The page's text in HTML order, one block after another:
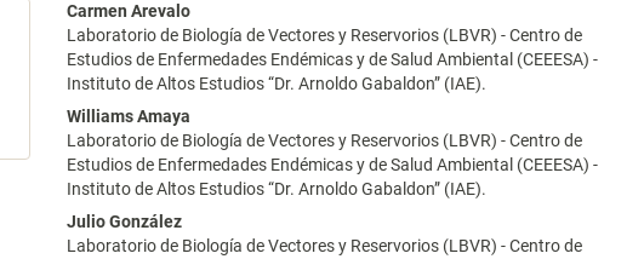
Carmen Arevalo
Laboratorio de Biología de Vectores y Reservorios (LBVR) - Centro de
Estudios de Enfermedades Endémicas y de Salud Ambiental (CEEESA) -
Instituto de Altos Estudios “Dr. Arnoldo Gabaldon” (IAE).
Williams Amaya
Laboratorio de Biología de Vectores y Reservorios (LBVR) - Centro de
Estudios de Enfermedades Endémicas y de Salud Ambiental (CEEESA) -
Instituto de Altos Estudios “Dr. Arnoldo Gabaldon” (IAE).
Julio González
Laboratorio de Biología de Vectores y Reservorios (LBVR) - Centro de